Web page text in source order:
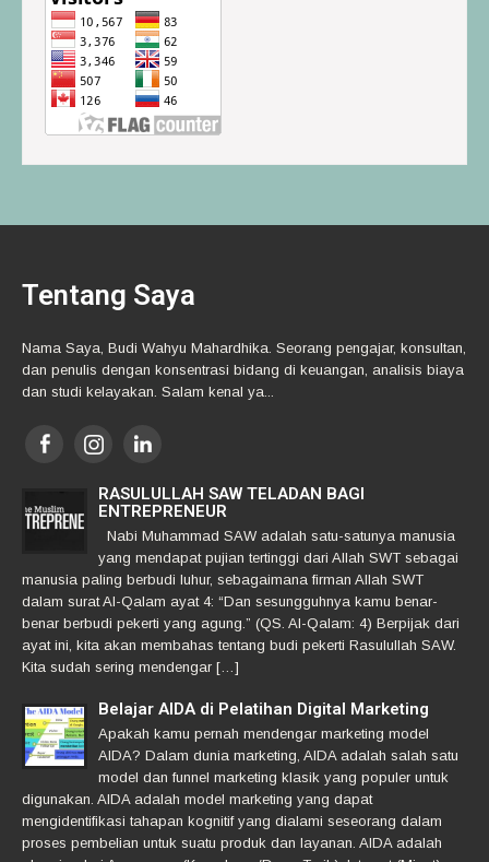
Tentang Saya
Nama Saya, Budi Wahyu Mahardhika. Seorang pengajar, konsultan,
dan penulis dengan konsentrasi bidang di keuangan, analisis biaya
dan studi kelayakan. Salam kenal ya...
RASULULLAH SAW TELADAN BAGI
ENTREPRENEUR
Nabi Muhammad SAW adalah satu-satunya manusia
yang mendapat pujian tertinggi dari Allah SWT sebagai
manusia paling berbudi luhur, sebagaimana firman Allah SWT
dalam surat Al-Qalam ayat 4: “Dan sesungguhnya kamu benar-
benar berbudi pekerti yang agung.” (QS. Al-Qalam: 4) Berpijak dari
ayat ini, kita akan membahas tentang budi pekerti Rasulullah SAW.
Kita sudah sering mendengar […]
Belajar AIDA di Pelatihan Digital Marketing
Apakah kamu pernah mendengar marketing model
AIDA? Dalam dunia marketing, AIDA adalah salah satu
model dan funnel marketing klasik yang populer untuk
digunakan. AIDA adalah model marketing yang dapat
mengidentifikasi tahapan kognitif yang dialami seseorang dalam
proses pembelian untuk suatu produk dan layanan. AIDA adalah